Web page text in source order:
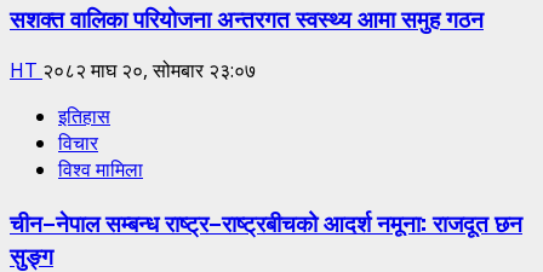
सशक्त वालिका परियोजना अन्तरगत स्वस्थ्य आमा समुह गठन
HT २०८२ माघ २०, सोमबार २३:०७
इतिहास
विचार
विश्व मामिला
चीन–नेपाल सम्बन्ध राष्ट्र–राष्ट्रबीचको आदर्श नमूना: राजदूत छन
सुङ्ग